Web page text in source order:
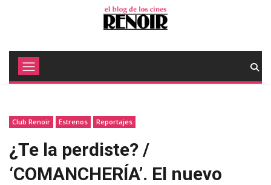
Club Renoir Estrenos Reportajes
¿Te la perdiste? /
‘COMANCHERÍA’. El nuevo